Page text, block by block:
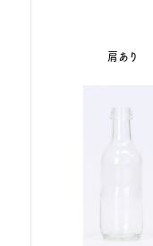
肩あり